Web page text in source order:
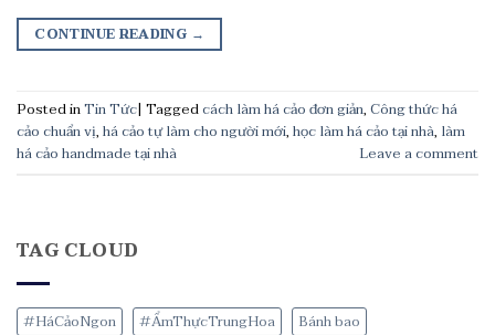
TAG CLOUD
#HáCảoNgon #ẨmThựcTrungHoa
Bánh bao
CONTINUE READING →
Posted inTin Tức| Taggedcách làm há cảo đơn giản,Công thức há
cảo chuẩn vị,há cảo tự làm cho người mới,học làm há cảo tại nhà, làm
há cảo handmade tại nhà
Leave a comment